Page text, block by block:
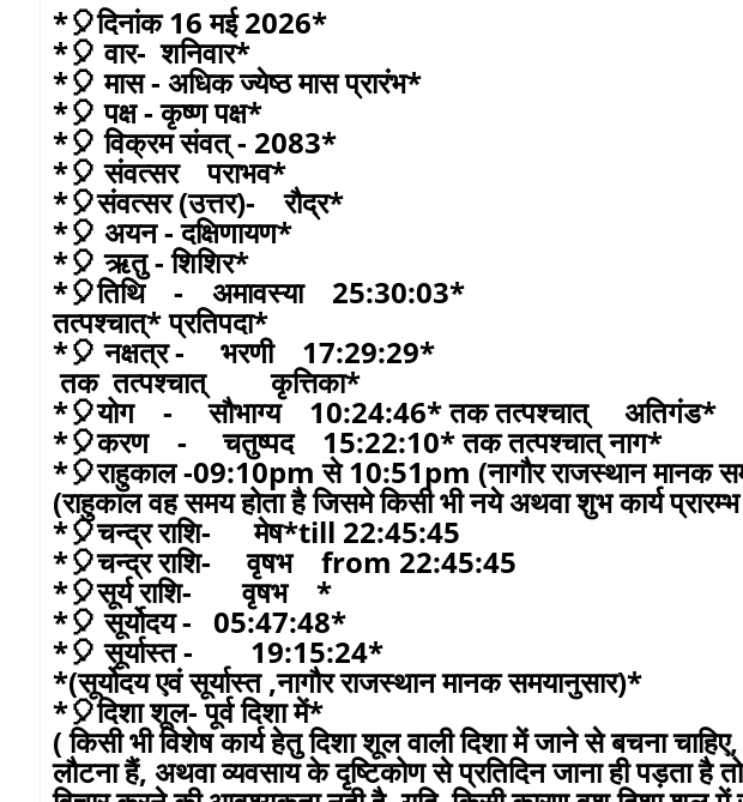
*🎈दिनांक 16 मई 2026*
*🎈 वार- शनिवार*
*🎈 मास - अधिक ज्येष्ठ मास प्रारंभ*
*🎈 पक्ष - कृष्ण पक्ष*
*🎈 विक्रम संवत् - 2083*
*🎈 संवत्सर पराभव*
*🎈संवत्सर (उत्तर)- रौद्र*
*🎈 अयन - दक्षिणायण*
*🎈 ऋतु - शिशिर*
*🎈तिथि - अमावस्या 25:30:03*
तत्पश्चात्* प्रतिपदा*
*🎈 नक्षत्र - भरणी 17:29:29*
तक तत्पश्चात् कृत्तिका*
*🎈योग - सौभाग्य 10:24:46* तक तत्पश्चात् अतिगंड*
*🎈करण - चतुष्पद 15:22:10* तक तत्पश्चात् नाग*
*🎈राहुकाल -09:10pm से 10:51pm (नागौर राजस्थान मानक
(राहुकाल वह समय होता है जिसमे किसी भी नये अथवा शुभ कार्य
*🎈चन्द्र राशि- मेष*till 22:45:45
*🎈चन्द्र राशि- वृषभ from 22:45:45
*🎈सूर्य राशि- वृषभ *
*🎈 सूर्योदय - 05:47:48*
*🎈 सूर्यास्त - 19:15:24*
*(सूर्योदय एवं सूर्यास्त ,नागौर राजस्थान मानक समयानुसार)*
*🎈दिशा शूल- पूर्व दिशा में*
( किसी भी विशेष कार्य हेतु दिशा शूल वाली दिशा में जाने से बचना
लौटना हैं, अथवा व्यवसाय के दृष्टिकोण से प्रतिदिन जाना ही पड़ता है